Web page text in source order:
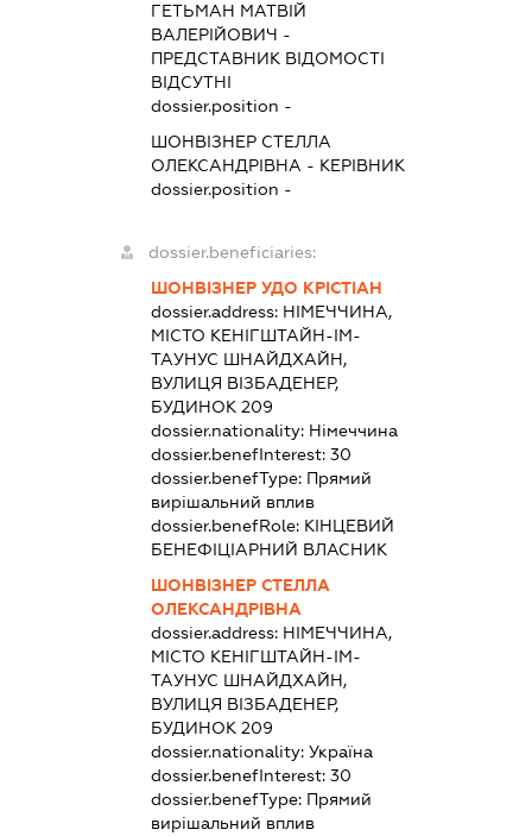
ГЕТЬМАН МАТВІЙ
ВАЛЕРІЙОВИЧ -
ПРЕДСТАВНИК ВІДОМОСТІ
ВІДСУТНІ
dossier.position -
ШОНВІЗНЕР СТЕЛЛА
ОЛЕКСАНДРІВНА - КЕРІВНИК
dossier.position -
dossier.beneficiaries:
ШОНВІЗНЕР УДО КРІСТІАН
dossier.address: НІМЕЧЧИНА,
МІСТО КЕНІГШТАЙН-ІМ-
ТАУНУС ШНАЙДХАЙН,
ВУЛИЦЯ ВІЗБАДЕНЕР,
БУДИНОК 209
dossier.nationality: Німеччина
dossier.benefInterest:30
dossier.benefType: Прямий
вирішальний вплив
dossier.benefRole: КІНЦЕВИЙ
БЕНЕФІЦІАРНИЙ ВЛАСНИК
ШОНВІЗНЕР СТЕЛЛА
ОЛЕКСАНДРІВНА
dossier.address: НІМЕЧЧИНА,
МІСТО КЕНІГШТАЙН-ІМ-
ТАУНУС ШНАЙДХАЙН,
ВУЛИЦЯ ВІЗБАДЕНЕР,
БУДИНОК 209
dossier.nationality:Україна
dossier.benefInterest:30
dossier.benefType: Прямий
вирішальний вплив